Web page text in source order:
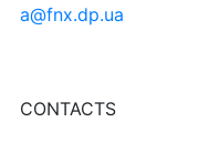
a@fnx.dp.ua
CONTACTS